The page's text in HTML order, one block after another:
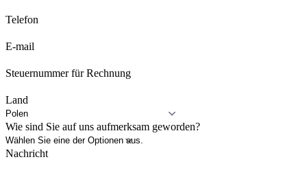
Telefon
E-mail
Steuernummer für Rechnung
Land
Wie sind Sie auf uns aufmerksam geworden?
Nachricht